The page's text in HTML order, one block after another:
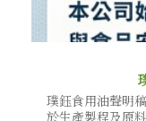
璞鈺食用油聲明
於生產製程及原